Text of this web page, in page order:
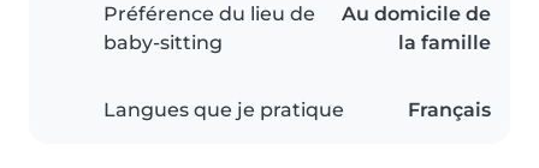
Préférence du lieu de
baby-sitting
Au domicile de
la famille
Langues que je pratique Français